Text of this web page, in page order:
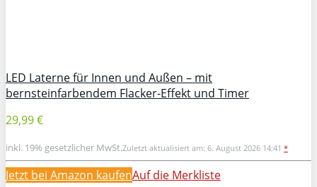
LED Laterne für Innen und Außen – mit
bernsteinfarbendem Flacker-Effekt und Timer
29,99 €
inkl. 19% gesetzlicher MwSt.Zuletzt aktualisiert am: 6. August 2026 14:41 *
Jetzt bei Amazon kaufenAuf die Merkliste